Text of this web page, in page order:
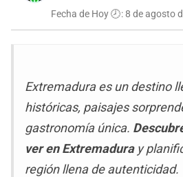
Fecha de Hoy 🕗:8 de agosto
Extremadura es un destino
históricas, paisajes
gastronomía única.
ver en Extremaduray
región llena de autenticidad.